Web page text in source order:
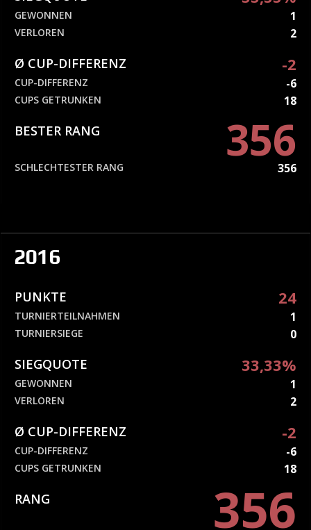
1
GEWONNEN
2
VERLOREN
-2
Ø CUP-DIFFERENZ
-6
CUP-DIFFERENZ
18
CUPS GETRUNKEN
356
BESTER RANG
356
SCHLECHTESTER RANG
2016
24
PUNKTE
1
TURNIERTEILNAHMEN
0
TURNIERSIEGE
33,33%
SIEGQUOTE
1
GEWONNEN
2
VERLOREN
-2
Ø CUP-DIFFERENZ
-6
CUP-DIFFERENZ
18
CUPS GETRUNKEN
356
RANG